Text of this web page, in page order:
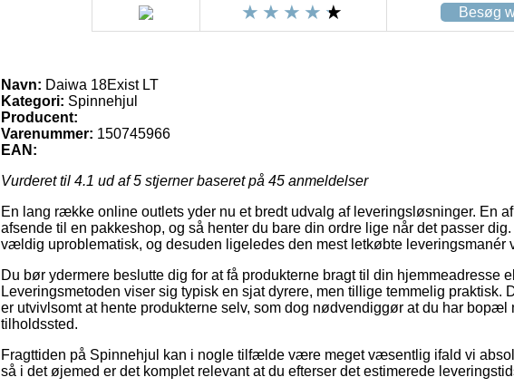
Besøg
Navn: Daiwa 18Exist LT
Kategori: Spinnehjul
Producent:
Varenummer: 150745966
EAN:
Vurderet til 4.1 ud af 5 stjerner baseret på 45 anmeldelser
En lang række online outlets yder nu et bredt udvalg af leveringsløsninger. En
afsende til en pakkeshop, og så henter du bare din ordre lige når det passer
vældig uproblematisk, og desuden ligeledes den mest letkøbte leveringsmanér
Du bør ydermere beslutte dig for at få produkterne bragt til din hjemmeadresse
Leveringsmetoden viser sig typisk en sjat dyrere, men tillige temmelig praktisk.
er utvivlsomt at hente produkterne selv, som dog nødvendiggør at du har
tilholdssted.
Fragttiden på Spinnehjul kan i nogle tilfælde være meget væsentlig ifald vi
så i det øjemed er det komplet relevant at du efterser det estimerede